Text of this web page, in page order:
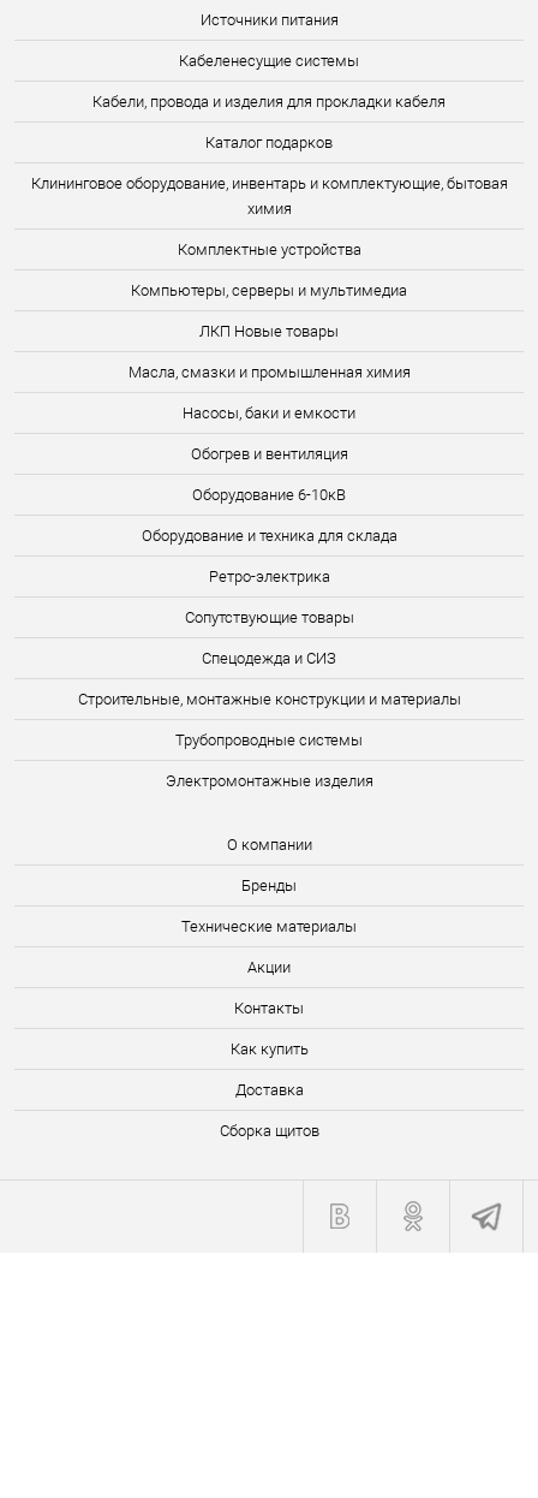
Источники питания
Кабеленесущие системы
Кабели, провода и изделия для прокладки кабеля
Каталог подарков
Клининговое оборудование, инвентарь и комплектующие, бытовая
химия
Комплектные устройства
Компьютеры, серверы и мультимедиа
ЛКП Новые товары
Масла, смазки и промышленная химия
Насосы, баки и емкости
Обогрев и вентиляция
Оборудование 6-10кВ
Оборудование и техника для склада
Ретро-электрика
Сопутствующие товары
Спецодежда и СИЗ
Строительные, монтажные конструкции и материалы
Трубопроводные системы
Электромонтажные изделия
О компании
Бренды
Технические материалы
Акции
Контакты
Как купить
Доставка
Сборка щитов